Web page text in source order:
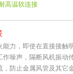
高温软连接
力，即使在直接接触
噪声，隔断风机振动
防止金属风管及其它